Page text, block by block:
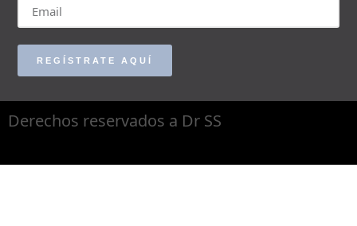
REGÍSTRATE AQUÍ
Derechos reservados a Dr SS